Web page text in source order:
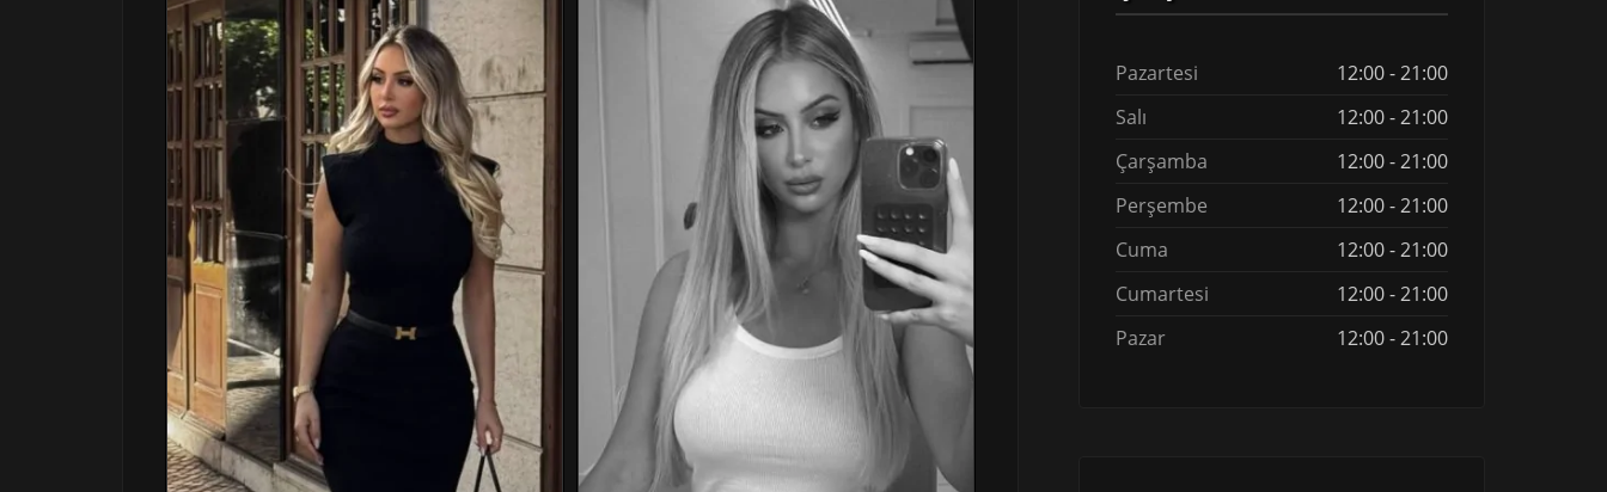
Pazartesi
12:00 - 21:00
Salı
12:00 - 21:00
Çarşamba
12:00 - 21:00
Perşembe
12:00 - 21:00
Cuma
12:00 - 21:00
Cumartesi
12:00 - 21:00
Pazar
12:00 - 21:00